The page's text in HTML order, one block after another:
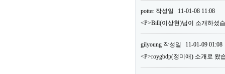
potter 작성일
11-01-08 11:08
<P>Bill(이상현)님이 소개하셨
gilyoung 작성일
11-01-09 01:08
<P>roygbdp(정미애) 소개로 왔